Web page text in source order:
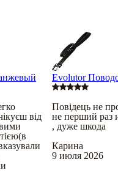
від
Evolutor
Повідець не
не перший раз
, дуже шкода
Карина
9 июля 2026